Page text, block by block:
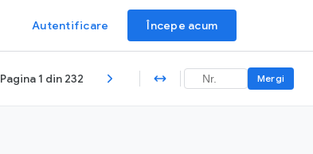
Autentificare Începe acum
Pagina 1 din 232 Mergi